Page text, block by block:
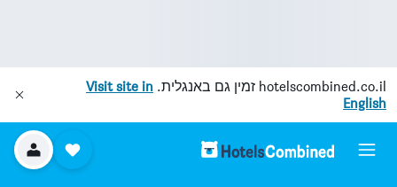
hotelscombined.co.il זמין גם באנגלית. Visit site in
English